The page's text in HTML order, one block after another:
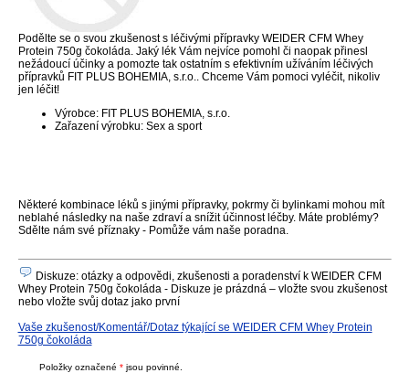
Podělte se o svou zkušenost s léčivými přípravky WEIDER CFM Whey
Protein 750g čokoláda. Jaký lék Vám nejvíce pomohl či naopak přinesl
nežádoucí účinky a pomozte tak ostatním s efektivním užíváním léčivých
přípravků FIT PLUS BOHEMIA, s.r.o.. Chceme Vám pomoci vyléčit, nikoliv
jen léčit!
Výrobce: FIT PLUS BOHEMIA, s.r.o.
Zařazení výrobku: Sex a sport
Některé kombinace léků s jinými přípravky, pokrmy či bylinkami mohou mít
neblahé následky na naše zdraví a snížit účinnost léčby. Máte problémy?
Sdělte nám své příznaky - Pomůže vám naše poradna.
Diskuze: otázky a odpovědi, zkušenosti a poradenství k WEIDER CFM
Whey Protein 750g čokoláda - Diskuze je prázdná – vložte svou zkušenost
nebo vložte svůj dotaz jako první
Vaše zkušenost/Komentář/Dotaz týkající se WEIDER CFM Whey Protein
750g čokoláda
Položky označené * jsou povinné.